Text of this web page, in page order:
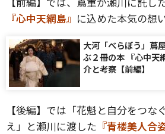
『心中天網島』 に込めた本気の想
大河「べらぼう」蔦
ぶ２冊の本 『心中天
介と考察【前編】
【後編】では「花魁と自分をつな
え」と瀬川に渡した 『青楼美人合